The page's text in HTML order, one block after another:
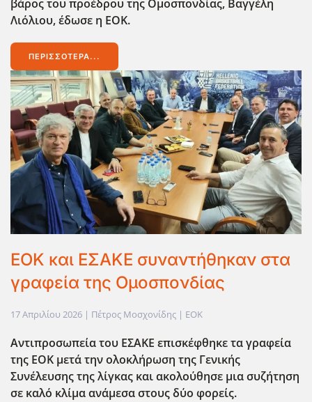
βάρος του προέδρου της Ομοσπονδίας, Βαγγέλη
Λιόλιου, έδωσε η ΕΟΚ.
ΠΕΡΙΣΣΌΤΕΡΑ...
ΕΟΚ και ΕΣΑΚΕ συναντήθηκαν στα
γραφεία της Ομοσπονδίας
17 Απριλίου 2026 | Πέτρος Μοσχονίδης | EOK
Αντιπροσωπεία του ΕΣΑΚΕ επισκέφθηκε τα γραφεία
της ΕΟΚ μετά την ολοκλήρωση της Γενικής
Συνέλευσης της λίγκας και ακολούθησε μια συζήτηση
σε καλό κλίμα ανάμεσα στους δύο φορείς.